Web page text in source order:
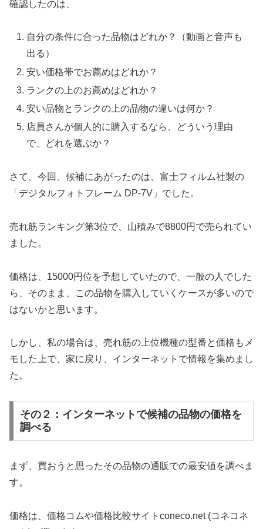
確認したのは、
自分の条件に合った品物はどれか？（動画と音声も
出る）
安い価格帯でお薦めはどれか？
ランクの上のお薦めはどれか？
安い品物とランクの上の品物の違いは何か？
店員さんが個人的に購入するなら、どういう理由
で、どれを選ぶか？
さて、今回、候補にあがったのは、富士フィルム社製の
「デジタルフォトフレーム DP-7V」でした。
売れ筋ランキング第3位で、山積みで8800円で売られてい
ました。
価格は、15000円位を予想していたので、一般の人でした
ら、そのまま、この品物を購入していくケースが多いので
はないかと思います。
しかし、私の場合は、売れ筋の上位機種の型番と価格もメ
モした上で、家に戻り、インターネットで情報を集めまし
た。
その２：インターネットで候補の品物の価格を
調べる
まず、買おうと思ったその品物の通販での最安値を調べま
す。
価格は、価格コムや価格比較サイトconeco.net (コネコネ